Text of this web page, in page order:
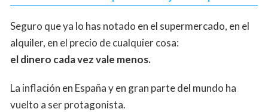
Seguro que ya lo has notado en el supermercado, en el
alquiler, en el precio de cualquier cosa:
el dinero cada vez vale menos.
La inflación en España y en gran parte del mundo ha
vuelto a ser protagonista.